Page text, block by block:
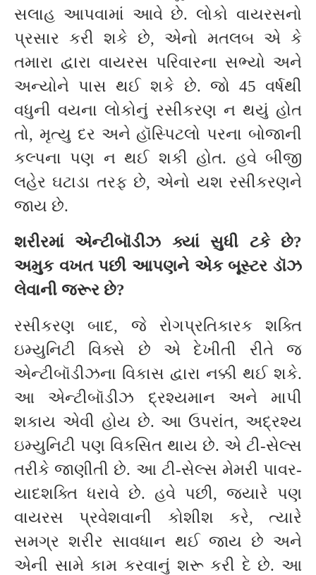
સલાહ આપવામાં આવે છે. લોકો વાયરસનો
પ્રસાર કરી શકે છે, એનો મતલબ એ કે
તમારા દ્વારા વાયરસ પરિવારના સભ્યો અને
અન્યોને પાસ થઈ શકે છે. જો 45 વર્ષથી
વધુની વયના લોકોનું રસીકરણ ન થયું હોત
તો, મૃત્યુ દર અને હૉસ્પિટલો પરના બોજાની
કલ્પના પણ ન થઈ શકી હોત. હવે બીજી
લહેર ઘટાડા તરફ છે, એનો યશ રસીકરણને
જાય છે.
શરીરમાં એન્ટીબૉડીઝ ક્યાં સુધી ટકે છે?
અમુક વખત પછી આપણને એક બૂસ્ટર ડૉઝ
લેવાની જરૂર છે?
રસીકરણ બાદ, જે રોગપ્રતિકારક શક્તિ
ઇમ્યુનિટી વિક્સે છે એ દેખીતી રીતે જ
એન્ટીબૉડીઝના વિકાસ દ્વારા નક્કી થઈ શકે.
આ એન્ટીબૉડીઝ દ્રશ્યમાન અને માપી
શકાય એવી હોય છે. આ ઉપરાંત, અદ્રશ્ય
ઇમ્યુનિટી પણ વિકસિત થાય છે. એ ટી-સેલ્સ
તરીકે જાણીતી છે. આ ટી-સેલ્સ મેમરી પાવર-
યાદશક્તિ ધરાવે છે. હવે પછી, જ્યારે પણ
વાયરસ પ્રવેશવાની કોશીશ કરે, ત્યારે
સમગ્ર શરીર સાવધાન થઈ જાય છે અને
એની સામે કામ કરવાનું શરૂ કરી દે છે. આ